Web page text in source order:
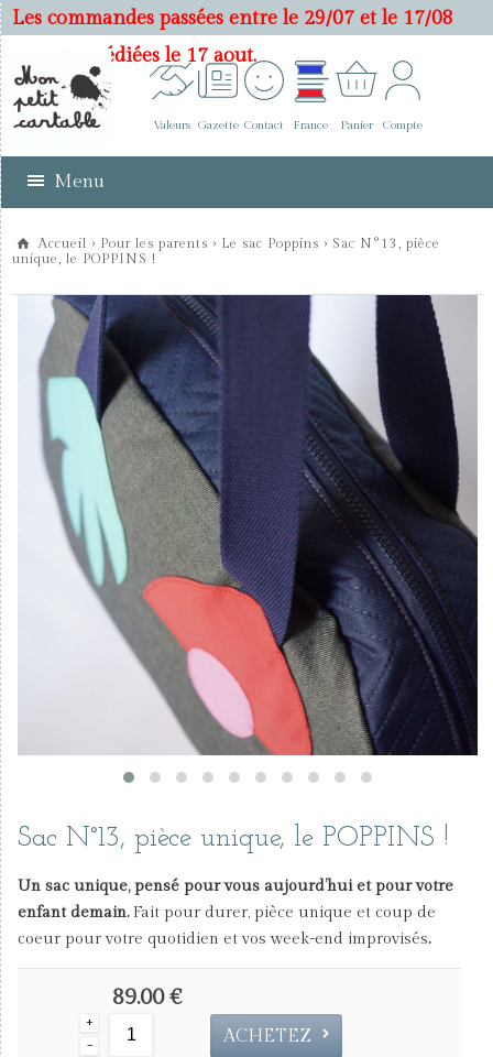
Les commandes passées entre le 29/07 et le 17/08
seront expédiées le 17 aout.
Valeurs Gazette Contact France Panier Compte
Menu
Accueil › Pour les parents › Le sac Poppins › Sac N°13, pièce
unique, le POPPINS !
Sac N°13, pièce unique, le POPPINS !
Un sac unique, pensé pour vous aujourd’hui et pour votre
enfant demain.Fait pour durer, pièce unique et coup de
coeur pour votre quotidien et vos week-end improvisés.
89.00 €
+
-
ACHETEZ